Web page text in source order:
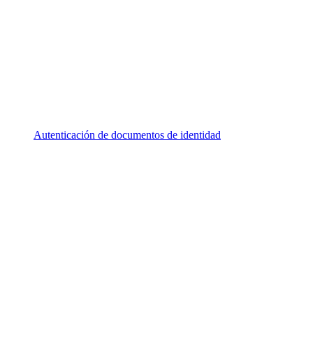
Autenticación de documentos de identidad